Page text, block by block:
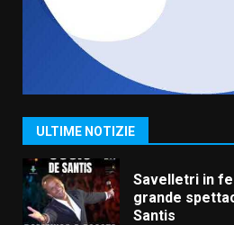
ULTIME NOTIZIE
6 Agosto 2026
1
La Banda
ufficialmente
Savelletri in
grande
Santis